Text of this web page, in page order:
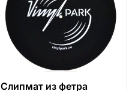
Слипмат из фетра